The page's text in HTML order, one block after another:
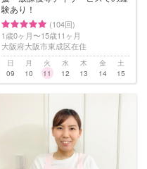
験あり！
(104回)
1歳0ヶ月〜15歳11ヶ月
大阪府大阪市東成区在住
日
09
月
10
火
11
水
12
木
13
金
14
土
15